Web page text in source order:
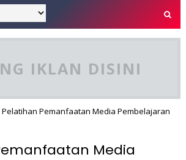
IKLAN DISINI
Pelatihan Pemanfaatan Media Pembelajaran
Media